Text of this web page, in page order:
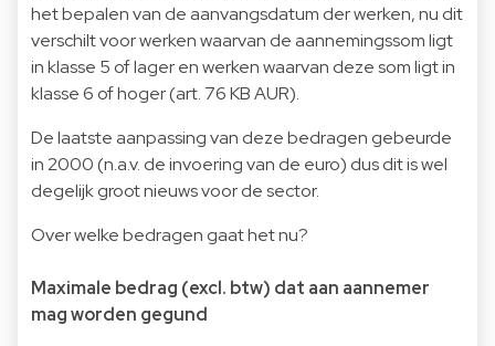
het bepalen van de aanvangsdatum der werken, nu dit
verschilt voor werken waarvan de aannemingssom ligt
in klasse 5 of lager en werken waarvan deze som ligt in
klasse 6 of hoger (art. 76 KB AUR).
De laatste aanpassing van deze bedragen gebeurde
in 2000 (n.a.v. de invoering van de euro) dus dit is wel
degelijk groot nieuws voor de sector.
Over welke bedragen gaat het nu?
Maximale bedrag (excl. btw) dat aan aannemer
mag worden gegund